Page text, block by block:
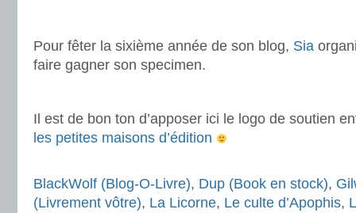
Pour fêter la sixième année de son blog, Sia
faire gagner son specimen.
Il est de bon ton d’apposer ici le logo de soutien
les petites maisons d’édition
BlackWolf (Blog-O-Livre), Dup (Book en stock),
(Livrement vôtre), La Licorne, Le culte d’Apophis,